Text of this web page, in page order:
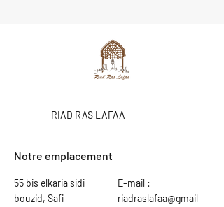
RIAD RAS LAFAA
Notre emplacement
55 bis elkaria sidi
bouzid, Safi
E-mail :
riadraslafaa@gmail